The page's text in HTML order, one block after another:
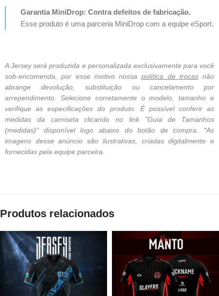
Garantia MiniDrop: Contra defeitos de fabricação.
Esse produto é uma parceria MiniDrop com a equipe eSport.
A Jersey será produzida e personalizada exclusivamente para você
sob-encomenda, por esse motivo nossapolítica de trocasnão
abrange devolução, substituição ou cancelamento por
arrependimento. Selecione corretamente o modelo, tamanho e
verifique as especificações do produto. É possível conferir as
medidas da camiseta clicando no link "Guia de Tamanhos
(medidas)" disponível logo abaixo do botão de compra. *As
imagens desse anúncio são ilustrativas, criadas digitalmente e
fornecidas pela equipe parceira.
Produtos relacionados